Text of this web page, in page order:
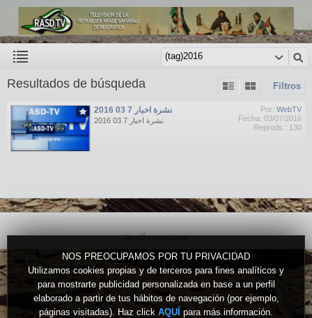
NOS PREOCUPAMOS POR TU PRIVACIDAD
Utilizamos cookies propias y de terceros para fines analíticos y
para mostrarte publicidad personalizada en base a un perfil
elaborado a partir de tus hábitos de navegación (por ejemplo,
páginas visitadas). Haz click AQUÍ para más información.
Filtros
Resultados de búsqueda
Por: WebTV
Fecha: 03/07/2016
Reprods.: 130
نشرة اخبار 7 03 2016
نشرة اخبار 7 03 2016
Versión escritorio